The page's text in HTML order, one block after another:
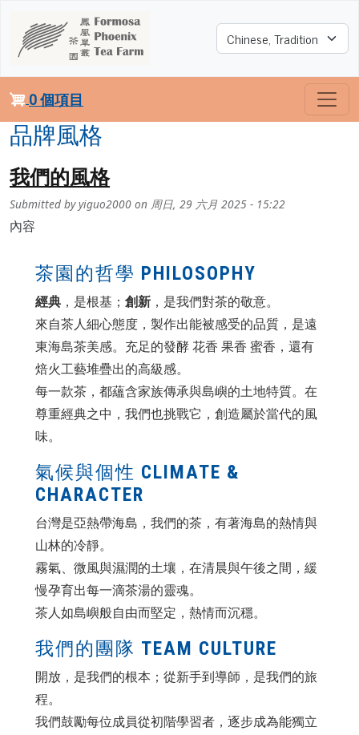
Select your language
0 個項目
品牌風格
我們的風格
Submitted byyiguo2000 on 周日, 29 六月 2025 - 15:22
內容
茶園的哲學 PHILOSOPHY
經典 ，是根基； 創新 ，是我們對茶的敬意。
來自茶人細心態度，製作出能被感受的品質，是遠
東海島茶美感。充足的發酵 花香 果香 蜜香，還有
焙火工藝堆疊出的高級感。
每一款茶，都蘊含家族傳承與島嶼的土地特質。在
尊重經典之中，我們也挑戰它，創造屬於當代的風
味。
氣候與個性 CLIMATE &
CHARACTER
台灣是亞熱帶海島，我們的茶，有著海島的熱情與
山林的冷靜。
霧氣、微風與濕潤的土壤，在清晨與午後之間，緩
慢孕育出每一滴茶湯的靈魂。
茶人如島嶼般自由而堅定，熱情而沉穩。
我們的團隊 TEAM CULTURE
開放，是我們的根本；從新手到導師，是我們的旅
程。
我們鼓勵每位成員從初階學習者，逐步成為能獨立